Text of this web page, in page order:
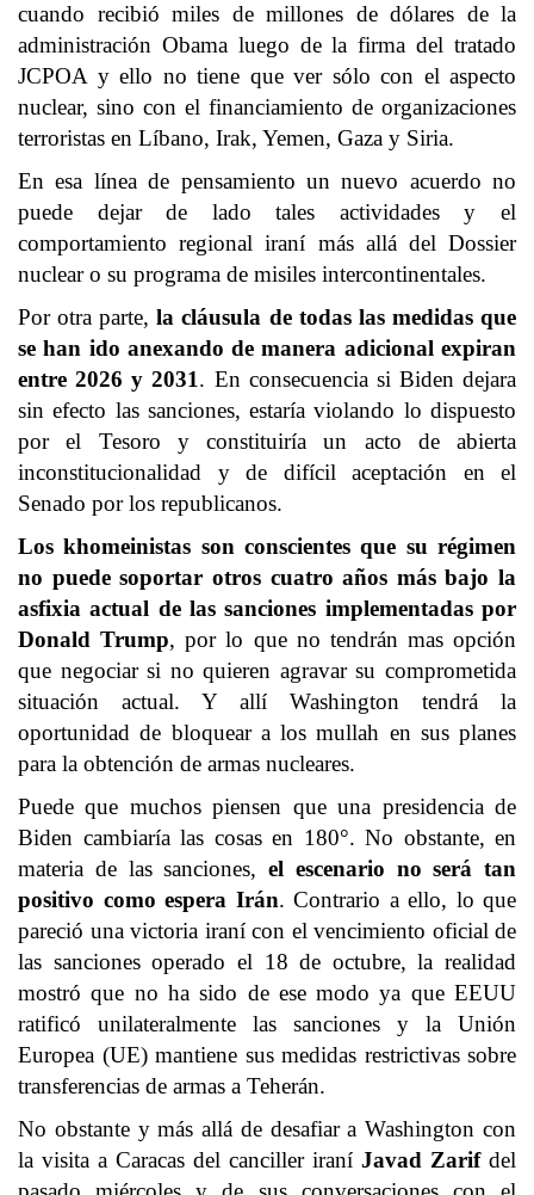
cuando recibió miles de millones de dólares de la
administración Obama luego de la firma del tratado
JCPOA y ello no tiene que ver sólo con el aspecto
nuclear, sino con el financiamiento de organizaciones
terroristas en Líbano, Irak, Yemen, Gaza y Siria.
En esa línea de pensamiento un nuevo acuerdo no
puede dejar de lado tales actividades y el
comportamiento regional iraní más allá del Dossier
nuclear o su programa de misiles intercontinentales.
Por otra parte,la cláusula de todas las medidas que
se han ido anexando de manera adicional expiran
entre 2026 y 2031. En consecuencia si Biden dejara
sin efecto las sanciones, estaría violando lo dispuesto
por el Tesoro y constituiría un acto de abierta
inconstitucionalidad y de difícil aceptación en el
Senado por los republicanos.
Los khomeinistas son conscientes que su régimen
no puede soportar otros cuatro años más bajo la
asfixia actual de las sanciones implementadas por
Donald Trump, por lo que no tendrán mas opción
que negociar si no quieren agravar su comprometida
situación actual. Y allí Washington tendrá la
oportunidad de bloquear a los mullah en sus planes
para la obtención de armas nucleares.
Puede que muchos piensen que una presidencia de
Biden cambiaría las cosas en 180°. No obstante, en
materia de las sanciones, el escenario no será tan
positivo como espera Irán. Contrario a ello, lo que
pareció una victoria iraní con el vencimiento oficial de
las sanciones operado el 18 de octubre, la realidad
mostró que no ha sido de ese modo ya que EEUU
ratificó unilateralmente las sanciones y la Unión
Europea (UE) mantiene sus medidas restrictivas sobre
transferencias de armas a Teherán.
No obstante y más allá de desafiar a Washington con
la visita a Caracas del canciller iraní Javad Zarifdel